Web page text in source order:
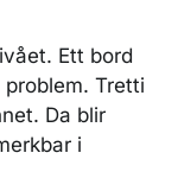
Ett bord
Tretti
Da blir
i